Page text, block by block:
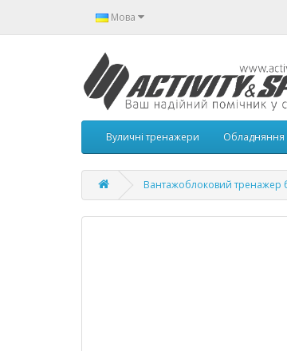
Мова
Вуличні тренажери Обладняння
Вантажоблоковий тренажер